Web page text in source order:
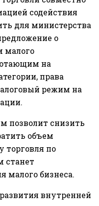
содействия
для министерства
о
малого
на
права
режим на
позволит снизить
объем
торговля по
станет
малого бизнеса.
внутренней